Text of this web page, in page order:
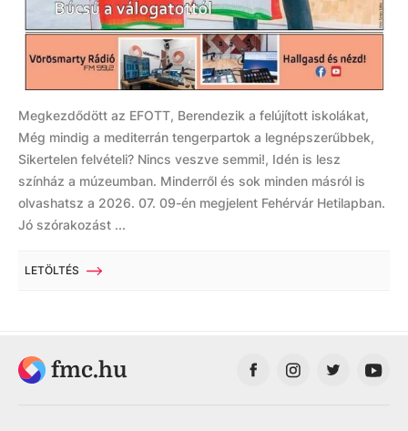
Megkezdődött az EFOTT, Berendezik a felújított iskolákat,
Még mindig a mediterrán tengerpartok a legnépszerűbbek,
Sikertelen felvételi? Nincs veszve semmi!, Idén is lesz
színház a múzeumban. Minderről és sok minden másról is
olvashatsz a 2026. 07. 09-én megjelent Fehérvár Hetilapban.
Jó szórakozást ...
LETÖLTÉS
fmc.hu